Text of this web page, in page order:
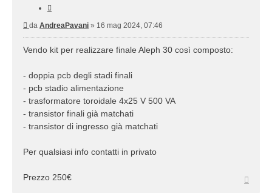
Messaggio
da AndreaPavani » 16 mag 2024, 07:46
Vendo kit per realizzare finale Aleph 30 così composto:
- doppia pcb degli stadi finali
- pcb stadio alimentazione
- trasformatore toroidale 4x25 V 500 VA
- transistor finali già matchati
- transistor di ingresso già matchati
Per qualsiasi info contatti in privato
Prezzo 250€